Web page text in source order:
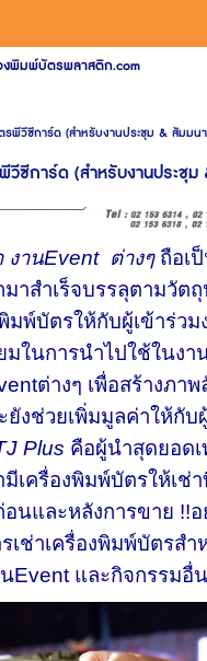
งพิมพ์บัตรพลาสติก.com
รพีวีซีการ์ด (สำหรับงานประชุม & สัมมน
วีซีการ์ด (สำหรับงานประชุม
งานEvent ต่างๆถือเ
าสำเร็จบรรลุตามวัต
พ์บัตรให้กับผู้เข้าร่วม
ในการนำไปใช้ในงา
ต่างๆ เพื่อสร้างภา
งช่วยเพิ่มมูลค่าให้กับ
Plus คือผู้นำสุดยอด
มีเครื่องพิมพ์บัตรให้เช่
อนและหลังการขาย !!
เช่าเครื่องพิมพ์บัตรสำ
Event และกิจกรรมอื่